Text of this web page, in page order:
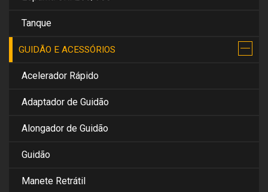
Tanque
GUIDÃO E ACESSÓRIOS
Acelerador Rápido
Adaptador de Guidão
Alongador de Guidão
Guidão
Manete Retrátil